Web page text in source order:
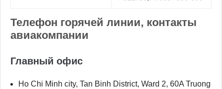
Телефон горячей линии, контакты
авиакомпании
Главный офис
Ho Chi Minh city, Tan Binh District, Ward 2, 60A Truong